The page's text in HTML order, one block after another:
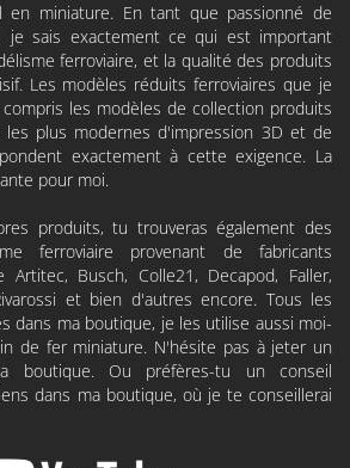
en miniature. En tant que passionné de
je sais exactement ce qui est important
ferroviaire, et la qualité des produits
Les modèles réduits ferroviaires que je
les modèles de collection produits
plus modernes d'impression 3D et de
exactement à cette exigence. La
pour moi.
produits, tu trouveras également des
ferroviaire provenant de fabricants
Artitec, Busch, Colle21 , Decapod, Faller,
et bien d'autres encore. Tous les
dans ma boutique, je les utilise aussi moi-
de fer miniature. N'hésite pas à jeter un
boutique. Ou préfères-tu un conseil
dans ma boutique, où je te conseillerai